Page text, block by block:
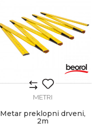
METRI
Metar preklopni drveni,
2m